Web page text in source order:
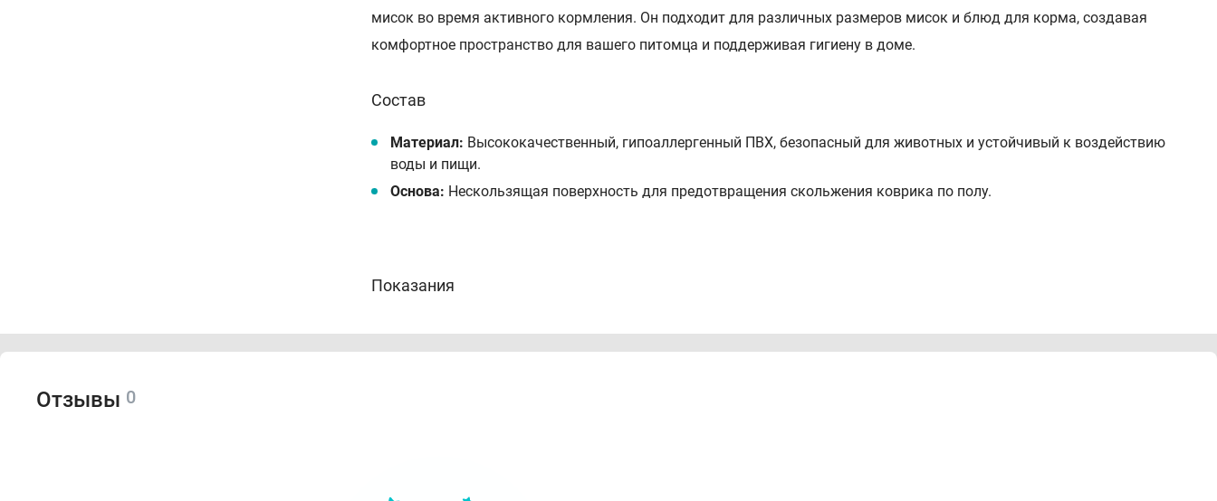
мисок во время активного кормления. Он подходит для различных размеров мисок и блюд для корма, создавая
комфортное пространство для вашего питомца и поддерживая гигиену в доме.
Состав
Материал: Высококачественный, гипоаллергенный ПВХ, безопасный для животных и устойчивый к воздействию
воды и пищи.
Основа: Нескользящая поверхность для предотвращения скольжения коврика по полу.
Показания
Защита пола от загрязнений и разливов во время кормления животных.
Отзывы 0